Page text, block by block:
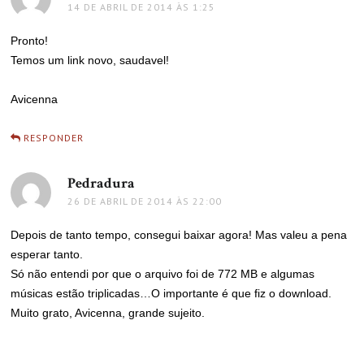
14 DE ABRIL DE 2014 ÀS 1:25
Pronto!
Temos um link novo, saudavel!
Avicenna
RESPONDER
Pedradura
26 DE ABRIL DE 2014 ÀS 22:00
Depois de tanto tempo, consegui baixar agora! Mas valeu a pena
esperar tanto.
Só não entendi por que o arquivo foi de 772 MB e algumas
músicas estão triplicadas…O importante é que fiz o download.
Muito grato, Avicenna, grande sujeito.